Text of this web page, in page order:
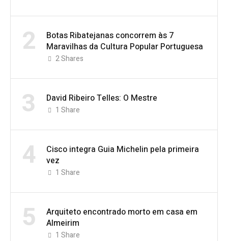
2
Botas Ribatejanas concorrem às 7
Maravilhas da Cultura Popular Portuguesa
2Shares
3 David Ribeiro Telles: O Mestre
1 Share
4
Cisco integra Guia Michelin pela primeira
vez
1 Share
5
Arquiteto encontrado morto em casa em
Almeirim
1 Share